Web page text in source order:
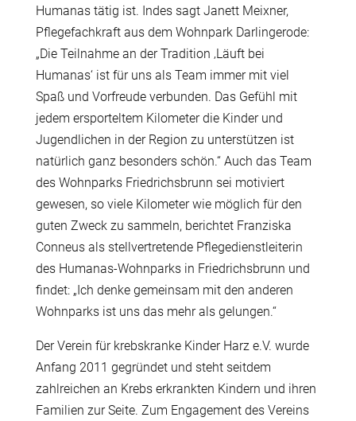
Humanas tätig ist. Indes sagt Janett Meixner,
Pflegefachkraft aus dem Wohnpark Darlingerode:
„Die Teilnahme an der Tradition ‚Läuft bei
Humanas‘ ist für uns als Team immer mit viel
Spaß und Vorfreude verbunden. Das Gefühl mit
jedem ersporteltem Kilometer die Kinder und
Jugendlichen in der Region zu unterstützen ist
natürlich ganz besonders schön.“ Auch das Team
des Wohnparks Friedrichsbrunn sei motiviert
gewesen, so viele Kilometer wie möglich für den
guten Zweck zu sammeln, berichtet Franziska
Conneus als stellvertretende Pflegedienstleiterin
des Humanas-Wohnparks in Friedrichsbrunn und
findet: „Ich denke gemeinsam mit den anderen
Wohnparks ist uns das mehr als gelungen.“
Der Verein für krebskranke Kinder Harz e.V. wurde
Anfang 2011 gegründet und steht seitdem
zahlreichen an Krebs erkrankten Kindern und ihren
Familien zur Seite. Zum Engagement des Vereins